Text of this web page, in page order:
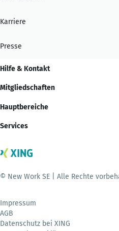
Karriere
Presse
Hilfe & Kontakt
Mitgliedschaften
Hauptbereiche
Services
© New Work SE | Alle Rechte
Impressum
AGB
Datenschutz bei XING